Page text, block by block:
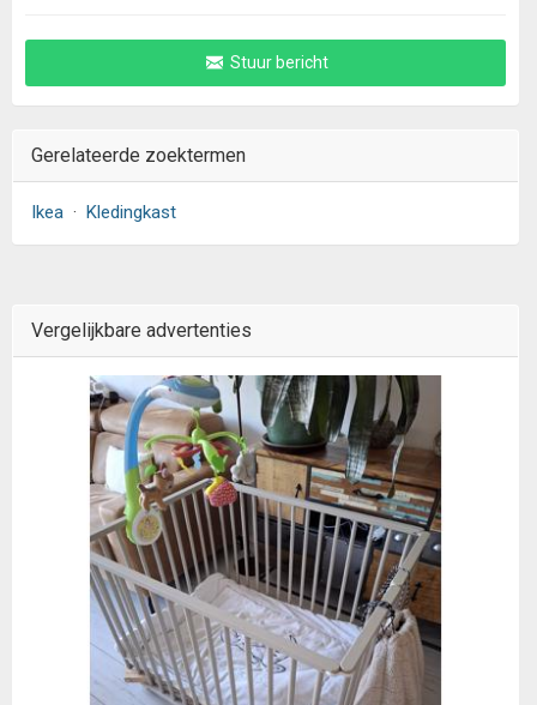
Stuur bericht
Gerelateerde zoektermen
Ikea · Kledingkast
Vergelijkbare advertenties